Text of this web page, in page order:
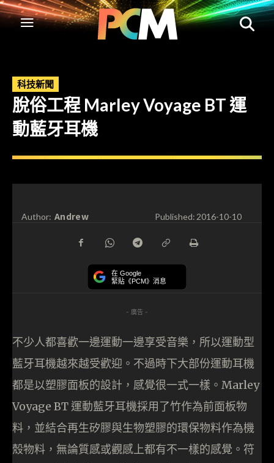
科技新聞
脫俗工程 Marley Voyage BT 運
動藍牙耳機
Author: Andrew Published:2016-10-10
在 Google
緊貼《PCM》消息
- 廣告 -
不少人都喜歡一邊運動一邊享受音樂，所以運動型
藍牙耳機越來越受歡迎。不過時下大部份運動耳機
都是以塑膠面板的設計，感覺很一式一樣。Marley
Voyage BT 運動藍牙耳機採用了竹作為前面板物
料，並結合再生矽膠與生物塑膠的環保物料作為機
殼物料，無論質感或觀感上都有不一樣的感覺。符